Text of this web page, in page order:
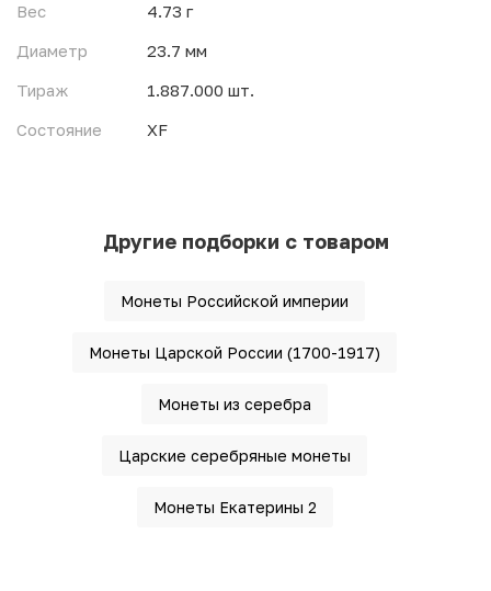
Вес
4.73 г
Диаметр
23.7 мм
Тираж
1.887.000 шт.
Состояние
XF
Другие подборки с товаром
Монеты Российской империи
Монеты Царской России (1700-1917)
Монеты из серебра
Царские серебряные монеты
Монеты Екатерины 2